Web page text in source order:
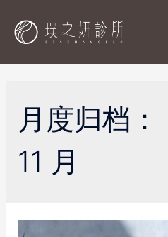
月度归档：
11 月